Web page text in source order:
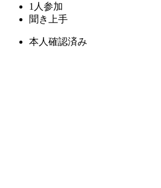
1人参加
聞き上手
本人確認済み